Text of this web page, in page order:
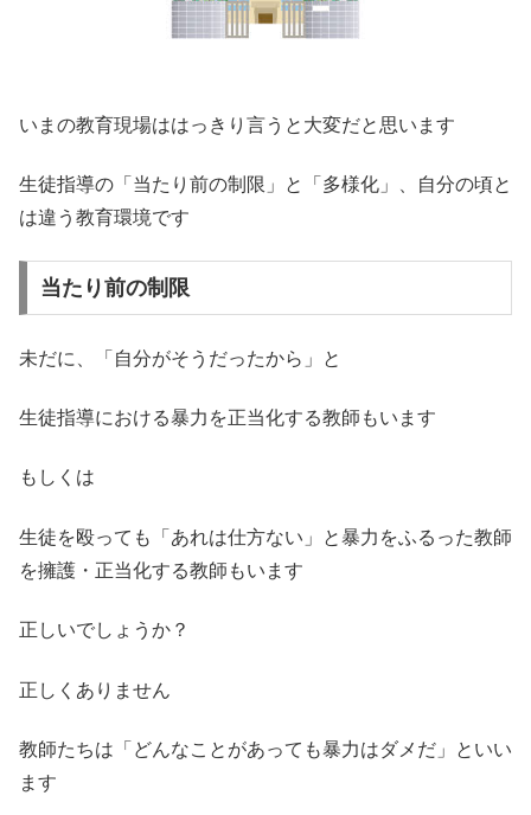
いまの教育現場ははっきり言うと大変だと思います
生徒指導の「当たり前の制限」と「多様化」、自分の頃と
は違う教育環境です
当たり前の制限
未だに、「自分がそうだったから」と
生徒指導における暴力を正当化する教師もいます
もしくは
生徒を殴っても「あれは仕方ない」と暴力をふるった教師
を擁護・正当化する教師もいます
正しいでしょうか？
正しくありません
教師たちは「どんなことがあっても暴力はダメだ」といい
ます